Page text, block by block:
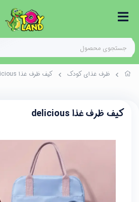
ظرف غذای کودک کیف ظرف غذا delicious
کیف ظرف غذا delicious